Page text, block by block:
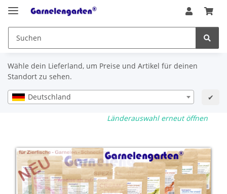
Wähle dein Lieferland, um Preise und Artikel für deinen
Standort zu sehen.
Deutschland ✔
Länderauswahl erneut öffnen